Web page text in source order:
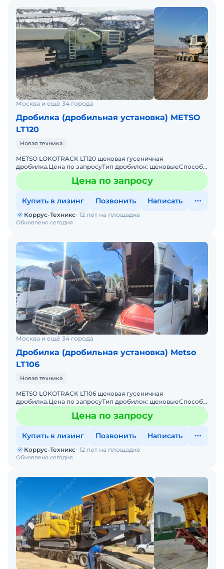
Москва и ещё 34 города
Дробилка (дробильная установка) METSO
LT120
Новая техника
METSO LOKOTRACK LT120 щековая гусеничная
дробилка.Цена по запросуТип дробилок: щековыеСпособ
перемещения: самоходныеCамая популярная в мире и РФ
Гусеничная Щеко Цена по запросу
Купить в лизинг Позвонить Написать
Обновлено сегодня
Коррус-Техникс 12 лет на площадке
Москва и ещё 34 города
Дробилка (дробильная установка) Metso
LT106
Новая техника
METSO LOKOTRACK LT106 щековая гусеничная
дробилка.Цена по запросуТип дробилок: щековыеСпособ
перемещения: самоходныеCамая популярная в мире и РФ
Щековая ДробилкЦена по запросу
Купить в лизинг Позвонить Написать
Обновлено сегодня
Коррус-Техникс 12 лет на площадке